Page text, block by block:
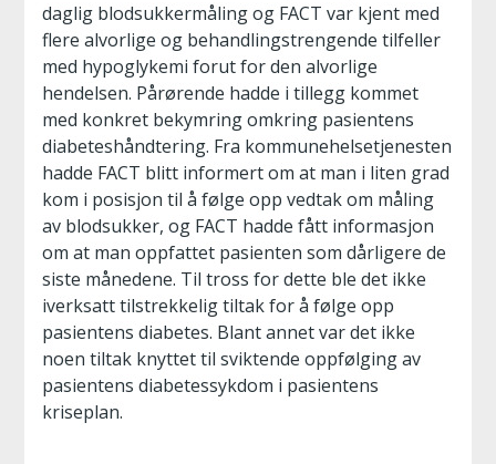
daglig blodsukkermåling og FACT var kjent med
flere alvorlige og behandlingstrengende tilfeller
med hypoglykemi forut for den alvorlige
hendelsen. Pårørende hadde i tillegg kommet
med konkret bekymring omkring pasientens
diabeteshåndtering. Fra kommunehelsetjenesten
hadde FACT blitt informert om at man i liten grad
kom i posisjon til å følge opp vedtak om måling
av blodsukker, og FACT hadde fått informasjon
om at man oppfattet pasienten som dårligere de
siste månedene. Til tross for dette ble det ikke
iverksatt tilstrekkelig tiltak for å følge opp
pasientens diabetes. Blant annet var det ikke
noen tiltak knyttet til sviktende oppfølging av
pasientens diabetessykdom i pasientens
kriseplan.